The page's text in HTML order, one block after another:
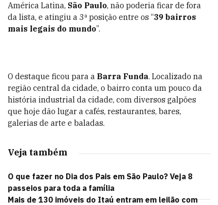
América Latina, São Paulo, não poderia ficar de fora
da lista, e atingiu a 3ª posição entre os “39 bairros
mais legais do mundo”.
O destaque ficou para a Barra Funda. Localizado na
região central da cidade, o bairro conta um pouco da
história industrial da cidade, com diversos galpões
que hoje dão lugar a cafés, restaurantes, bares,
galerias de arte e baladas.
Veja também
O que fazer no Dia dos Pais em São Paulo? Veja 8
passeios para toda a família
Mais de 130 imóveis do Itaú entram em leilão com